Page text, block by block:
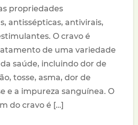
propriedades
antissépticas, antivirais,
O cravo é
de uma variedade
saúde, incluindo dor de
tosse, asma, dor de
e a impureza sanguínea. O
do cravo é […]